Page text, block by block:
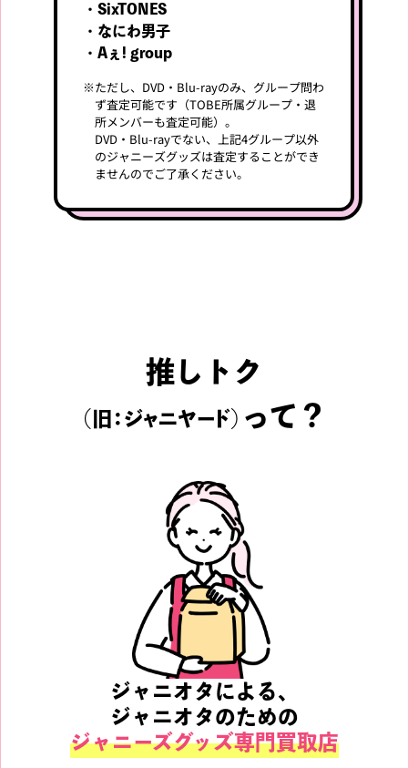
・SixTONES
・なにわ男子
・Aぇ! group
※ただし、DVD・Blu-rayのみ、グループ問わ
ず査定可能です（TOBE所属グループ・退
所メンバーも査定可能）。
DVD・Blu-rayでない、上記4グループ以外
のジャニーズグッズは査定することができ
ませんのでご了承ください。
推しトク
（旧：ジャニヤード） って？
ジャニオタによる、
ジャニオタのための
ジャニーズグッズ専門買取店